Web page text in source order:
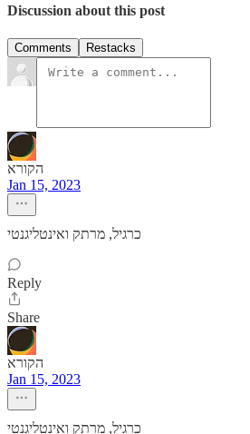
Discussion about this post
Comments Restacks
הקורא
Jan 15, 2023
כרגיל, מרתק ואינטליגנטי
Reply
Share
הקורא
Jan 15, 2023
כרגיל, מרתק ואינטליגנטי